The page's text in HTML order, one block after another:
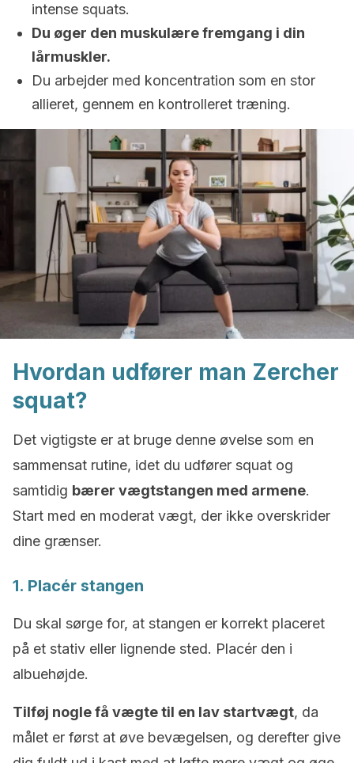
intense squats.
Du øger den muskulære fremgang i din
lårmuskler.
Du arbejder med koncentration som en stor
allieret, gennem en kontrolleret træning.
Hvordan udfører man Zercher
squat?
Det vigtigste er at bruge denne øvelse som en
sammensat rutine, idet du udfører squat og
samtidig bærer vægtstangen med armene.
Start med en moderat vægt, der ikke overskrider
dine grænser.
1. Placér stangen
Du skal sørge for, at stangen er korrekt placeret
på et stativ eller lignende sted. Placér den i
albuehøjde.
Tilføj nogle få vægte til en lav startvægt, da
målet er først at øve bevægelsen, og derefter give